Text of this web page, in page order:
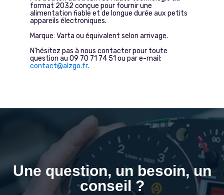
format 2032 conçue pour fournir une
alimentation fiable et de longue durée aux petits
appareils électroniques.
Marque: Varta ou équivalent selon arrivage.
N'hésitez pas à nous contacter pour toute
question au 09 70 71 74 51 ou par e-mail:
contact@alzgo.fr.
Une question, un besoin, un
conseil ?